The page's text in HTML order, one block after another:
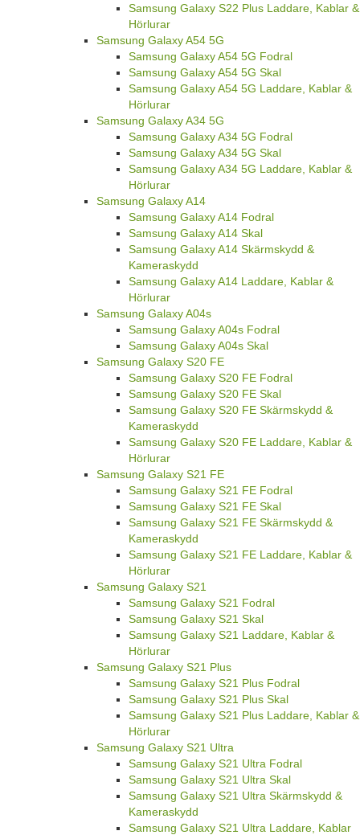
Samsung Galaxy S22 Plus Laddare, Kablar &
Hörlurar
Samsung Galaxy A54 5G
Samsung Galaxy A54 5G Fodral
Samsung Galaxy A54 5G Skal
Samsung Galaxy A54 5G Laddare, Kablar &
Hörlurar
Samsung Galaxy A34 5G
Samsung Galaxy A34 5G Fodral
Samsung Galaxy A34 5G Skal
Samsung Galaxy A34 5G Laddare, Kablar &
Hörlurar
Samsung Galaxy A14
Samsung Galaxy A14 Fodral
Samsung Galaxy A14 Skal
Samsung Galaxy A14 Skärmskydd &
Kameraskydd
Samsung Galaxy A14 Laddare, Kablar &
Hörlurar
Samsung Galaxy A04s
Samsung Galaxy A04s Fodral
Samsung Galaxy A04s Skal
Samsung Galaxy S20 FE
Samsung Galaxy S20 FE Fodral
Samsung Galaxy S20 FE Skal
Samsung Galaxy S20 FE Skärmskydd &
Kameraskydd
Samsung Galaxy S20 FE Laddare, Kablar &
Hörlurar
Samsung Galaxy S21 FE
Samsung Galaxy S21 FE Fodral
Samsung Galaxy S21 FE Skal
Samsung Galaxy S21 FE Skärmskydd &
Kameraskydd
Samsung Galaxy S21 FE Laddare, Kablar &
Hörlurar
Samsung Galaxy S21
Samsung Galaxy S21 Fodral
Samsung Galaxy S21 Skal
Samsung Galaxy S21 Laddare, Kablar &
Hörlurar
Samsung Galaxy S21 Plus
Samsung Galaxy S21 Plus Fodral
Samsung Galaxy S21 Plus Skal
Samsung Galaxy S21 Plus Laddare, Kablar &
Hörlurar
Samsung Galaxy S21 Ultra
Samsung Galaxy S21 Ultra Fodral
Samsung Galaxy S21 Ultra Skal
Samsung Galaxy S21 Ultra Skärmskydd &
Kameraskydd
Samsung Galaxy S21 Ultra Laddare, Kablar